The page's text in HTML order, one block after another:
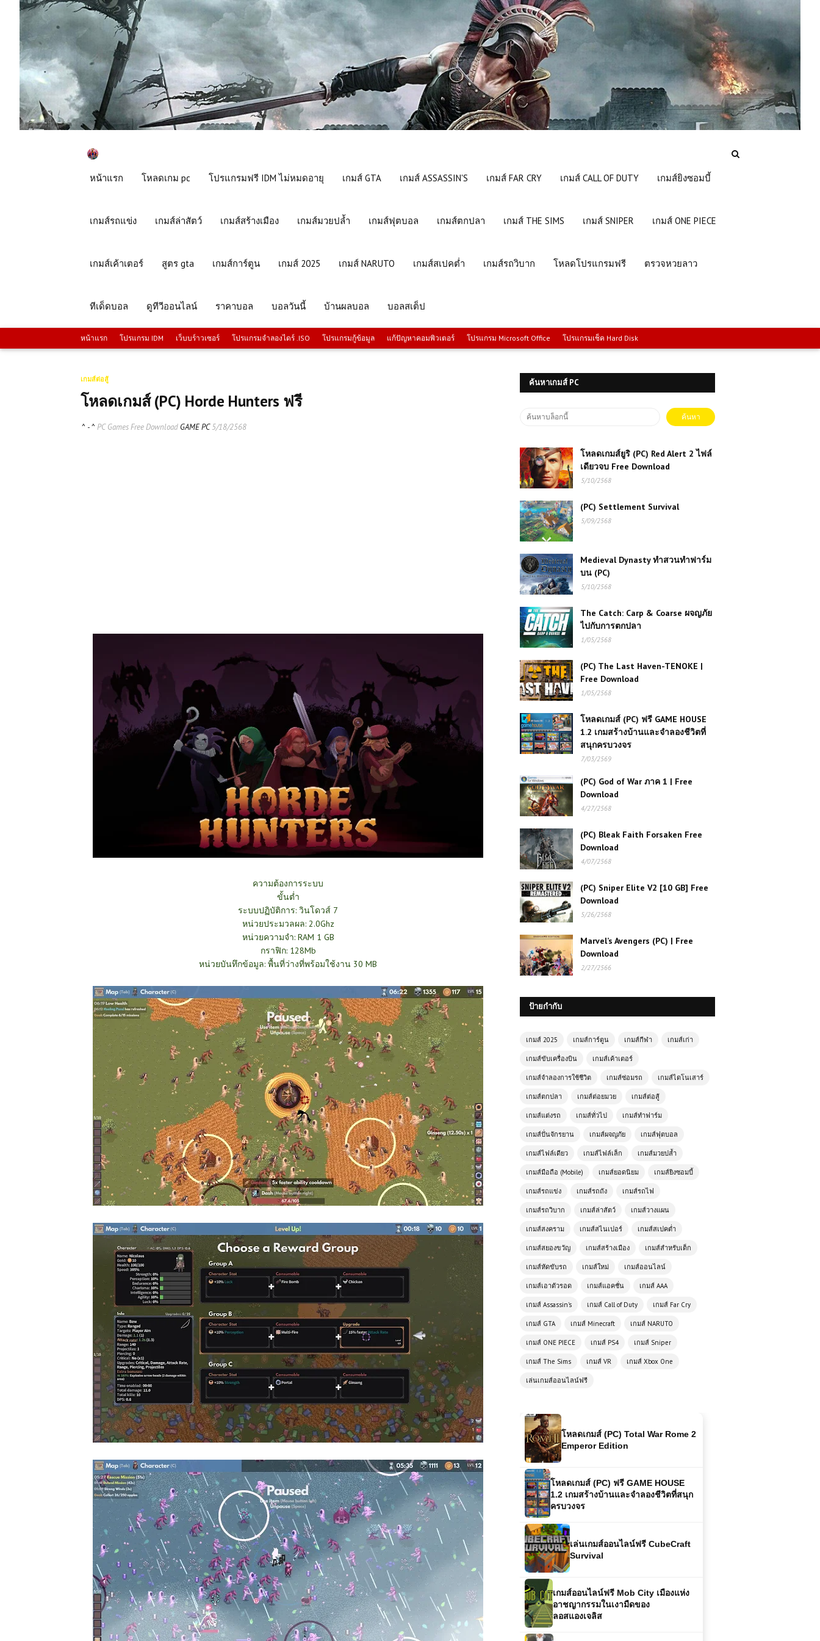
หน้าแรก โหลดเกม pc โปรแกรมฟรี IDM ไม่หมดอายุ เกมส์ GTA เกมส์ ASSASSIN'S เกมส์ FAR CRY เกมส์ CALL OF DUTY เกมส์ยิงซอมบี้
เกมส์รถแข่ง เกมส์ล่าสัตว์ เกมส์สร้างเมือง เกมส์มวยปล้ำ เกมส์ฟุตบอล เกมส์ตกปลา เกมส์ THE SIMS เกมส์ SNIPER เกมส์ ONE PIECE
เกมส์เค้าเตอร์ สูตร gta เกมส์การ์ตูน เกมส์ 2025 เกมส์ NARUTO เกมส์สเปคต่ำ เกมส์รถวิบาก โหลดโปรแกรมฟรี ตรวจหวยลาว
ทีเด็ดบอล ดูทีวีออนไลน์ ราคาบอล บอลวันนี้ บ้านผลบอล บอลสเต็ป
หน้าแรก โปรแกรม IDM เว็บบร์าวเซอร์ โปรแกรมจำลองไดร์ .ISO โปรแกรมกู้ข้อมูล แก้ปัญหาคอมพิวเตอร์ โปรแกรม Microsoft Office โปรแกรมเช็ค Hard Disk
เกมส์ต่อสู้
โหลดเกมส์ (PC) Horde Hunters ฟรี
^ - ^ PC Games Free Download GAME PC5/18/2568
ความต้องการระบบ
ขั้นต่ำ
ระบบปฏิบัติการ: วินโดวส์ 7
หน่วยประมวลผล: 2.0Ghz
หน่วยความจำ: RAM 1 GB
กราฟิก: 128Mb
หน่วยบันทึกข้อมูล: พื้นที่ว่างที่พร้อมใช้งาน 30 MB
ค้นหาเกมส์ PC
โหลดเกมส์ยูริ (PC) Red Alert 2 ไฟล์
เดียวจบ Free Download
5/10/2568
(PC) Settlement Survival
5/09/2568
Medieval Dynasty ทำสวนทำฟาร์ม
บน (PC)
5/10/2568
The Catch: Carp & Coarse ผจญภัย
ไปกับการตกปลา
1/05/2568
(PC) The Last Haven-TENOKE |
Free Download
1/05/2568
โหลดเกมส์ (PC) ฟรี GAME HOUSE
1.2 เกมสร้างบ้านและจำลองชีวิตที่
สนุกครบวงจร
7/03/2569
(PC) God of War ภาค 1 | Free
Download
4/27/2568
(PC) Bleak Faith Forsaken Free
Download
4/07/2568
(PC) Sniper Elite V2 [10 GB] Free
Download
5/26/2568
Marvel’s Avengers (PC) | Free
Download
2/27/2566
ป้ายกำกับ
เกมส์ 2025 เกมส์การ์ตูน เกมส์กีฬา เกมส์เก่า
เกมส์ขับเครื่องบิน เกมส์เค้าเตอร์
เกมส์จำลองการใช้ชีวิต เกมส์ซ่อมรถ เกมส์ไดโนเสาร์
เกมส์ตกปลา เกมส์ต่อยมวย เกมส์ต่อสู้
เกมส์แต่งรถ เกมส์ทั่วไป เกมส์ทำฟาร์ม
เกมส์ปั่นจักรยาน เกมส์ผจญภัย เกมส์ฟุตบอล
เกมส์ไฟล์เดียว เกมส์ไฟล์เล็ก เกมส์มวยปล้ำ
เกมส์มือถือ (Mobile) เกมส์ยอดนิยม เกมส์ยิงซอมบี้
เกมส์รถแข่ง เกมส์รถถัง เกมส์รถไฟ
เกมส์รถวิบาก เกมส์ล่าสัตว์ เกมส์วางแผน
เกมส์สงคราม เกมส์สไนเปอร์ เกมส์สเปคต่ำ
เกมส์สยองขวัญ เกมส์สร้างเมือง เกมส์สำหรับเด็ก
เกมส์หัดขับรถ เกมส์ใหม่ เกมส์ออนไลน์
เกมส์เอาตัวรอด เกมส์แอคชั่น เกมส์ AAA
เกมส์ Assassin's เกมส์ Call of Duty เกมส์ Far Cry
เกมส์ GTA เกมส์ Minecraft เกมส์ NARUTO
เกมส์ ONE PIECE เกมส์ PS4 เกมส์ Sniper
เกมส์ The Sims เกมส์ VR เกมส์ Xbox One
เล่นเกมส์ออนไลน์ฟรี
โหลดเกมส์ Project CARS 2 | เกมส์
แนวรถแข่งยอดนิยม
เติมเต็มความงามของคุณด้วยบริการมือ
อาชีพ
เกมส์ออนไลน์ Archer Hero – ฮีโร่นัก
ธนูพิชิตศัตรูด้วยปลายนิ้ว
เกมส์ออนไลน์ Dragon Ball Fierce
Fighting 2.6 – ศึกดราก้อนบอลใน
ตำนานเวอร์ชันอัปเกรด
สนุกสุดมันส์กับสนามประลองรถสุดโหด
เกมส์ออนไลน์ฟรี Monster Truck
Mountain Climb ความท้าทายแห่ง
เล่นเกมส์ออนไลน์ฟรี Escape Car การ
ผจญภัยท่องเที่ยวแบบใหม่ที่ไม่เหมือน
เกมส์ออนไลน์ฟรี 🚀
Tank Racing เกมแข่ง
ความเร็วและพลังการ
ทำลายล้าง
เกมออนไลน์ฟรี Drift Rider เกมแข่งรถ
ดริฟต์สุดมันส์ที่สายซิ่งไม่ควรพลาด
เกมส์ออนไลน์ฟรี Car Wash ทำความ
สะอาดรถครบวงจรด้วยมืออาชีพ
เกมส์ออนไลน์ฟรี Monster Truck Dirt
พลาด
โหลดเกมส์ (PC) Total War Rome 2
โหลดเกมส์ (PC) ฟรี GAME HOUSE
1.2 เกมสร้างบ้านและจำลองชีวิตที่สนุก
ครบวงจร
เล่นเกมส์ออนไลน์ฟรี CubeCraft
Survival
เกมส์ออนไลน์ฟรี Mob City เมืองแห่ง
อาชญากรรมในเงามืดของ
ลอสแองเจลิส
ดาวน์โหลดเกมส์ (PC) Pro Cycling
Manager 2021 | เกมปั่นจักรยานล่าสุด